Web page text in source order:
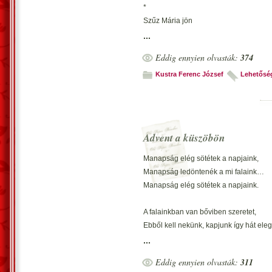
Vecsés, 2012. december 14. – Kustra
*
Szűz Mária jön
*
Szenteste, béke
Este, csend mélyül…
Legszentebb éjszaka jön.
Jézuska, mienk!
*
Csillagpor-fényben
Kis Messiás él!
*
Együtt így várunk…
...
Eddig ennyien olvasták: 374
Kustra Ferenc József
Advent a küszöbön
Manapság elég sötétek a napjaink,
Manapság ledöntenék a mi falaink…
Manapság elég sötétek a napjaink.
A falainkban van bőviben szeretet,
Ebből kell nekünk, kapjunk így hát
Nyakunkon az advent együtt és
...
Eddig ennyien olvasták: 311